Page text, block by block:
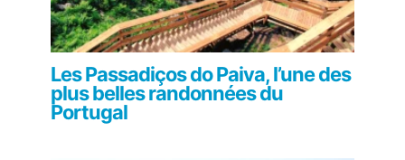
Les Passadiços do Paiva, l’une des
plus belles randonnées du
Portugal